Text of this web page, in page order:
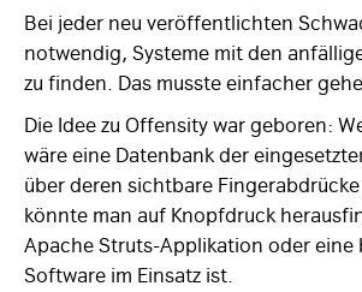
Bei jeder neu veröffentlichten
notwendig, Systeme mit den
zu finden. Das musste einfacher
Die Idee zu Offensity war geboren:
wäre eine Datenbank der
über deren sichtbare
könnte man auf Knopfdruck
Apache Struts-Applikation oder eine
Software im Einsatz ist.